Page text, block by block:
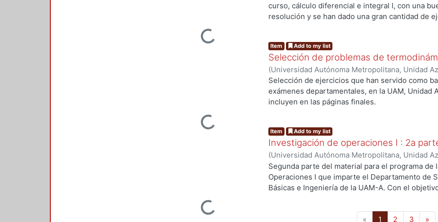
Loading...
Fausto
curso, cálculo diferencial e integral I, con una
resolución y se han dado una gran cantidad de
Loading...
Item Add to my list
Selección de problemas de
(Universidad Autónoma Metropolitana, Unidad
Básicas e Ingeniería, Departamento de Ciencias
María
Selección de ejercicios que han servido como
exámenes departamentales, en la UAM, Unidad
incluyen en las páginas finales.
Loading...
Item Add to my list
Investigación de operaciones I : 2a
(Universidad Autónoma Metropolitana, Unidad
Básicas e Ingeniería, Departamento de Sistemas.
de los;Romero Cortés, José C.
Segunda parte del material para el programa de
Operaciones I que imparte el Departamento de
Básicas e Ingeniería de la UAM-A. Con el
computacionales de los métodos de solución.
« 1 (current)
2 3 »